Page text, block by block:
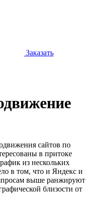
Заказать
сайтов по
в притоке
из нескольких
в том, что и Яндекс и
выше ранжируют
близости от